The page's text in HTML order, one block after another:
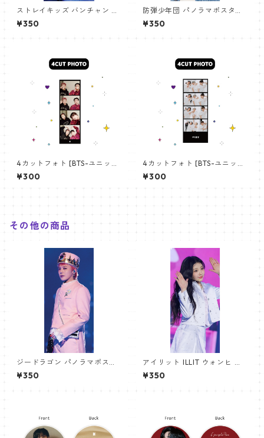
ストレイキッズ バンチャン パ
ノラマポスター (Stray Kids B
angchan Poster) 700*330
¥350
防弾少年団 パノラマポスター
(BTS Poster) 700*330mm
【アールエム RM-14】
¥350
4カットフォト [BTS-ユニット
01] 4CUT PHOTO BTS- UNI
T 01
¥300
4カットフォト [BTS-ユニット
03] 4CUT PHOTO BTS- UNI
T 03
¥300
その他の商品
ジードラゴン パノラマポスタ
ー (GD Poster) 700*330mm
【GD 10】
¥350
アイリット ILLIT ウォンヒ パ
ノラマポスター (WONHEE Po
ster) 700*330mm 【wonhe
¥350